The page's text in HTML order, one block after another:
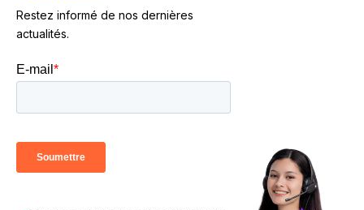
Restez informé de nos dernières
actualités.